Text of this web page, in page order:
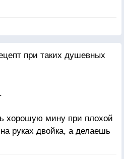
при таких душевных
хорошую мину при плохой
руках двойка, а делаешь